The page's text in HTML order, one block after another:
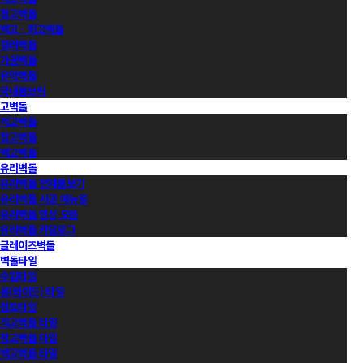
청고벽돌
백고ㆍ회고벽돌
컬러벽돌
가공벽돌
유약벽돌
국내롱브릭
고벽돌
적고벽돌
청고벽돌
백고벽돌
유리벽돌
유리벽돌 전제품보기
유리벽돌 시공 매뉴얼
유리벽돌 영상 모음
유리벽돌 카달로그
글레이즈벽돌
벽돌타일
수입타일
롱(와이드) 타일
점토타일
적고벽돌 타일
청고벽돌 타일
백고벽돌 타일